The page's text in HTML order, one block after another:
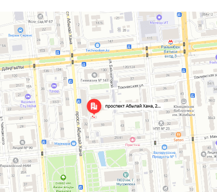
суставов нет, остались только сросшиеся
фрагменты костей. Надо сказать, что
Дже Ли Вон тоже не обещал золотых гор,
но решил сделать все возможное. Я
очень ему благодарна, всем рекомендую.
Его Клиника- место, куда хочется
возвращаться и веришь, что все будет
хорошо! Огромное ему спасибо.